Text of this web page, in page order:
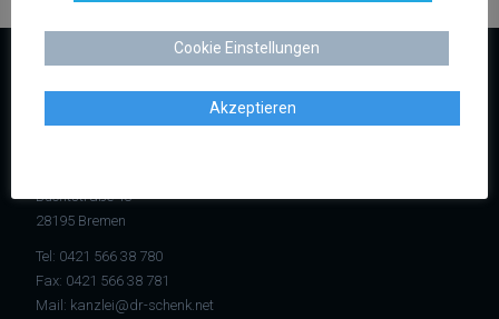
Buchtstraße 13
28195 Bremen
Tel: 0421 566 38 780
Fax: 0421 566 38 781
Mail: kanzlei@dr-schenk.net
Cookie Einstellungen
Akzeptieren